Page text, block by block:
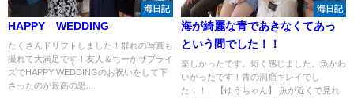
海日記
HAPPY WEDDING
たくさんドリフトしました！群れの写真も
撮れて大満足です！友人＆ちーがサプライ
ズでHAPPY WEDDINGのお祝いをして下
さったのが最高の思...
海日記
海が綺麗な青であきなくてあっ
という間でした！！
楽しかったです。短く感じました。魚かわ
いかったです！青の洞窟キレイでし
た！！ 【ゆうちゃん】 魚が近くで見れ